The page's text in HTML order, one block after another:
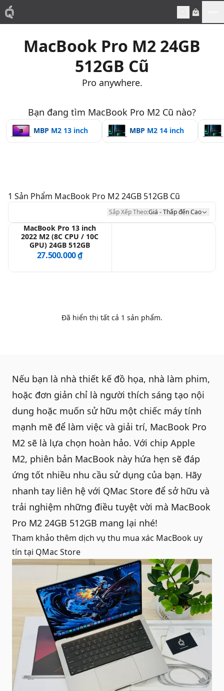
Mac
Phụ Kiện
Sửa Chữa
Thay Linh Kiện
MacBook Pro M2 24GB
512GB Cũ
Pro anywhere.
Bạn đang tìm MacBook Pro M2 Cũ nào?
MBP M2 13 inch MBP M2 14 inch
1 Sản Phẩm MacBook Pro M2 24GB 512GB Cũ
Sắp Xếp Theo:Giá - Thấp đến Cao
MacBook Pro 13 inch
2022 M2 (8C CPU / 10C
GPU) 24GB 512GB
27.500.000 ₫
Đã hiển thị tất cả 1 sản phẩm.
Nếu bạn là nhà thiết kế đồ họa, nhà làm phim,
hoặc đơn giản chỉ là người thích sáng tạo nội
dung hoặc muốn sử hữu một chiếc máy tính
mạnh mẽ để làm việc và giải trí, MacBook Pro
M2 sẽ là lựa chọn hoàn hảo. Với chip Apple
M2, phiên bản MacBook này hứa hẹn sẽ đáp
ứng tốt nhiều nhu cầu sử dụng của bạn. Hãy
nhanh tay liên hệ với QMac Store để sở hữu và
trải nghiệm những điều tuyệt vời mà MacBook
Pro M2 24GB 512GB mang lại nhé!
Tham khảo thêm dịch vụ thu mua xác MacBook uy
tín tại QMac Store